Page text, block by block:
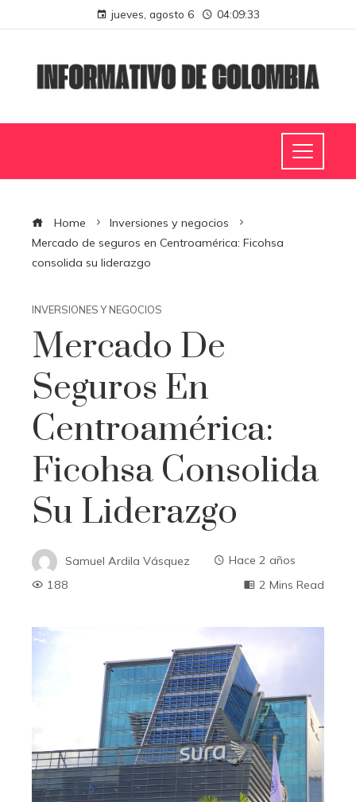
jueves, agosto 6 04:09:33
Home
Inversiones y negocios
Mercado de seguros en Centroamérica: Ficohsa
consolida su liderazgo
INVERSIONES Y NEGOCIOS
Mercado De
Seguros En
Centroamérica:
Ficohsa Consolida
Su Liderazgo
Samuel Ardila Vásquez
Hace 2 años
188
2 Mins Read